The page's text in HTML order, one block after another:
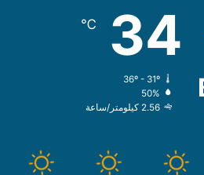
34
℃
36º - 31º
50%
2.56 كيلومتر/ساعة